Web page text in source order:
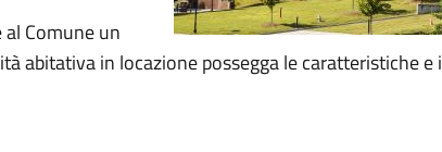
Comune un
abitativa in locazione possegga le caratteristiche e i